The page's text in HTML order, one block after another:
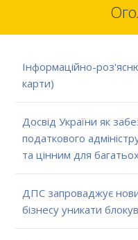
Інформаційно-
карти)
Досвід України як
податкового
та цінним для
ДПС запроваджує
бізнесу уникати